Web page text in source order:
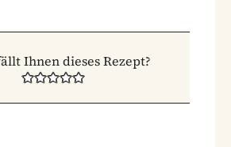
Ihnen dieses Rezept?